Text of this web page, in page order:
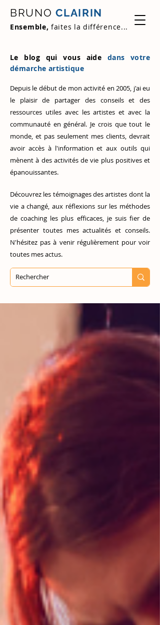
BRUNO CLAIRIN
Ensemble, faites la différence...
Le blog qui vous aide dans votre
démarche artistique
Depuis le début de mon activité en 2005, j'ai eu
le plaisir de partager des conseils et des
ressources utiles avec les artistes et avec la
communauté en général. Je crois que tout le
monde, et pas seulement mes clients, devrait
avoir accès à l'information et aux outils qui
mènent à des activités de vie plus positives et
épanouissantes.
Découvrez les témoignages des artistes dont la
vie a changé, aux réflexions sur les méthodes
de coaching les plus efficaces, je suis fier de
présenter toutes mes actualités et conseils.
N'hésitez pas à venir régulièrement pour voir
toutes mes actus.